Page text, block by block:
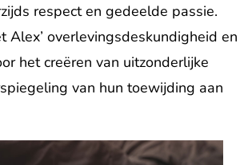
respect en gedeelde passie.
Alex’ overlevingsdeskundigheid en
het creëren van uitzonderlijke
van hun toewijding aan